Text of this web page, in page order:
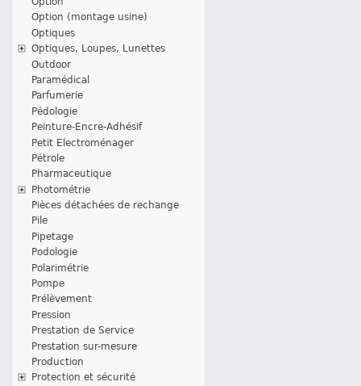
Option (montage usine)
Optiques
Optiques, Loupes, Lunettes
Outdoor
Paramédical
Parfumerie
Pédologie
Peinture-Encre-Adhésif
Petit Electroménager
Pétrole
Pharmaceutique
Photométrie
Pièces détachées de rechange
Pile
Pipetage
Podologie
Polarimétrie
Pompe
Prélèvement
Pression
Prestation de Service
Prestation sur-mesure
Production
Protection et sécurité